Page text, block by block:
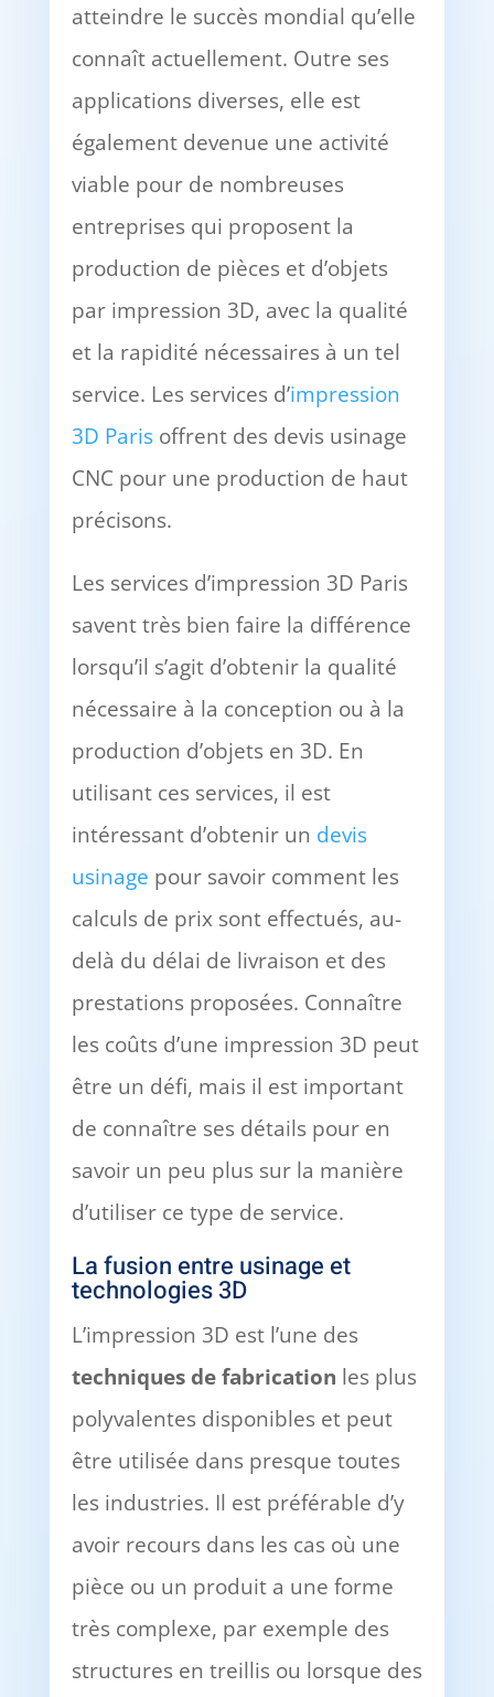
atteindre le succès mondial qu’elle
connaît actuellement. Outre ses
applications diverses, elle est
également devenue une activité
viable pour de nombreuses
entreprises qui proposent la
production de pièces et d’objets
par impression 3D, avec la qualité
et la rapidité nécessaires à un tel
service. Les services d’impression
3D Parisoffrent des devis usinage
CNC pour une production de haut
précisons.
Les services d’impression 3D Paris
savent très bien faire la différence
lorsqu’il s’agit d’obtenir la qualité
nécessaire à la conception ou à la
production d’objets en 3D. En
utilisant ces services, il est
intéressant d’obtenir un devis
usinage pour savoir comment les
calculs de prix sont effectués, au-
delà du délai de livraison et des
prestations proposées. Connaître
les coûts d’une impression 3D peut
être un défi, mais il est important
de connaître ses détails pour en
savoir un peu plus sur la manière
d’utiliser ce type de service.
La fusion entre usinage et
technologies 3D
L’impression 3D est l’une des
techniques de fabrication les plus
polyvalentes disponibles et peut
être utilisée dans presque toutes
les industries. Il est préférable d’y
avoir recours dans les cas où une
pièce ou un produit a une forme
très complexe, par exemple des
structures en treillis ou lorsque des